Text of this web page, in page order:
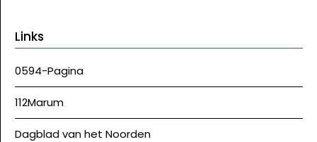
Links
0594-Pagina
112Marum
Dagblad van het Noorden